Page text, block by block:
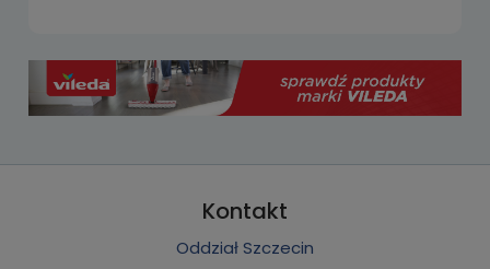
Kontakt
Oddział Szczecin